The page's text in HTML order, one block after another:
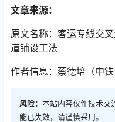
文章来源：
原文名称：客运专线交
道铺设工法
作者信息：蔡德培（中
风险： 本站内容仅作技术交
能已失效，请谨慎采用。